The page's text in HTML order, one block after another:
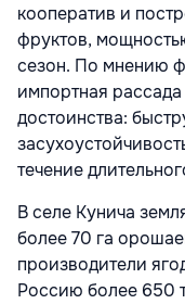
кооператив и
фруктов,
сезон. По мнению
импортная
достоинства:
течение
В селе Кунича
более 70 га
производители
Россию более 650